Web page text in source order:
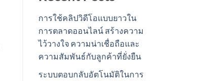
การใช้คลิปวิดีโอแบบยาวใน
การตลาดออนไลน์ สร้างความ
ไว้วางใจ ความน่าเชื่อถือและ
ความสัมพันธ์กับลูกค้าที่ยั่งยืน
ระบบตอบกลับอัตโนมัติในการ